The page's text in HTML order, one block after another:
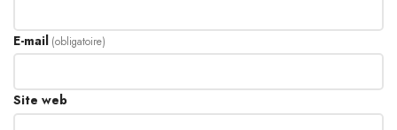
E-mail (obligatoire)
Site web